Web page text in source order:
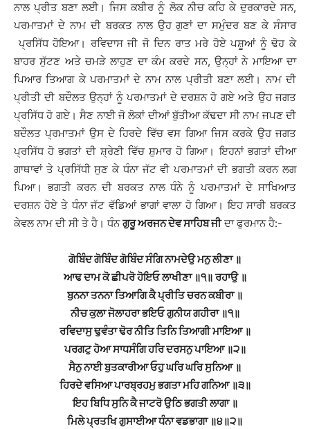
ਨਾਲ ਪ੍ਰੀਤ ਬਣਾ ਲਈ। ਜਿਸ ਕਬੀਰ ਨੂੰ ਲੋਕ ਨੀਚ ਕਹਿ ਕੇ ਦੁਰਕਾਰਦੇ ਸਨ,
ਪਰਮਾਤਮਾਂ ਦੇ ਨਾਮ ਦੀ ਬਰਕਤ ਨਾਲ ਉਹ ਗੁਣਾਂ ਦਾ ਸਮੁੰਦਰ ਬਣ ਕੇ ਸੰਸਾਰ
ਪ੍ਰਸਿੱਧ ਹੋਇਆ। ਰਵਿਦਾਸ ਜੀ ਜੋ ਦਿਨ ਰਾਤ ਮਰੇ ਹੋਏ ਪਸ਼ੂਆਂ ਨੂੰ ਢੋਹ ਕੇ
ਬਾਹਰ ਸੁੱਟਣ ਅਤੇ ਚਮੜੇ ਲਾਹੁਣ ਦਾ ਕੰਮ ਕਰਦੇ ਸਨ, ਉਨ੍ਹਾਂ ਨੇ ਮਾਇਆ ਦਾ
ਪਿਆਰ ਤਿਆਗ ਕੇ ਪਰਮਾਤਮਾਂ ਦੇ ਨਾਮ ਨਾਲ ਪ੍ਰੀਤੀ ਬਣਾ ਲਈ। ਨਾਮ ਦੀ
ਪ੍ਰੀਤੀ ਦੀ ਬਦੌਲਤ ਉਨ੍ਹਾਂ ਨੂੰ ਪਰਮਾਤਮਾਂ ਦੇ ਦਰਸ਼ਨ ਹੋ ਗਏ ਅਤੇ ਉਹ ਜਗਤ
ਪ੍ਰਸਿੱਧ ਹੋ ਗਏ। ਸੈਣ ਨਾਈ ਜੋ ਲੋਕਾਂ ਦੀਆਂ ਬੁੱਤੀਆ ਕੱਢਦਾ ਸੀ ਨਾਮ ਜਪਣ ਦੀ
ਬਦੌਲਤ ਪ੍ਰਮਾਤਮਾਂ ਉਸ ਦੇ ਹਿਰਦੇ ਵਿੱਚ ਵਸ ਗਿਆ ਜਿਸ ਕਰਕੇ ਉਹ ਜਗਤ
ਪ੍ਰਸਿੱਧ ਹੋ ਭਗਤਾਂ ਦੀ ਸ਼੍ਰੇਣੀ ਵਿੱਚ ਸ਼ੁਮਾਰ ਹੋ ਗਿਆ। ਇਹਨਾਂ ਭਗਤਾਂ ਦੀਆ
ਗਾਥਾਵਾਂ ਤੇ ਪ੍ਰਸਿੱਧੀ ਸੁਣ ਕੇ ਧੰਨਾ ਜੱਟ ਵੀ ਪਰਮਾਤਮਾਂ ਦੀ ਭਗਤੀ ਕਰਨ ਲਗ
ਪਿਆ। ਭਗਤੀ ਕਰਨ ਦੀ ਬਰਕਤ ਨਾਲ ਧੰਨੇ ਨੂੰ ਪਰਮਾਤਮਾਂ ਦੇ ਸਾਖਿਆਤ
ਦਰਸ਼ਨ ਹੋਏ ਤੇ ਧੰਨਾ ਜੱਟ ਵੱਡਿਆਂ ਭਾਗਾਂ ਵਾਲਾ ਹੋ ਗਿਆ। ਇਹ ਸਾਰੀ ਬਰਕਤ
ਕੇਵਲ ਨਾਮ ਦੀ ਸੀ ਤੇ ਹੈ। ਧੰਨਗੁਰੂ ਅਰਜਨ ਦੇਵ ਸਾਹਿਬ ਜੀਦਾ ਫੁਰਮਾਨ ਹੈ:-
ਗੋਬਿੰਦ ਗੋਬਿੰਦ ਗੋਬਿੰਦ ਸੰਗਿ ਨਾਮਦੇਉ ਮਨੁ ਲੀਣਾ ॥
ਆਢ ਦਾਮ ਕੋ ਛੀਪਰੋ ਹੋਇਓ ਲਾਖੀਣਾ ॥੧॥ ਰਹਾਉ ॥
ਬੁਨਨਾ ਤਨਨਾ ਤਿਆਗਿ ਕੈ ਪ੍ਰੀਤਿ ਚਰਨ ਕਬੀਰਾ ॥
ਨੀਚ ਕੁਲਾ ਜੋਲਾਹਰਾ ਭਇਓ ਗੁਨੀਯ ਗਹੀਰਾ ॥੧॥
ਰਵਿਦਾਸੁ ਢੁਵੰਤਾ ਢੋਰ ਨੀਤਿ ਤਿਨਿ ਤਿਆਗੀ ਮਾਇਆ ॥
ਪਰਗਟੁ ਹੋਆ ਸਾਧਸੰਗਿ ਹਰਿ ਦਰਸਨੁ ਪਾਇਆ ॥੨॥
ਸੈਨੁ ਨਾਈ ਬੁਤਕਾਰੀਆ ਓਹੁ ਘਰਿ ਘਰਿ ਸੁਨਿਆ ॥
ਹਿਰਦੇ ਵਸਿਆ ਪਾਰਬ੍ਰਹਮੁ ਭਗਤਾ ਮਹਿ ਗਨਿਆ ॥੩॥
ਇਹ ਬਿਧਿ ਸੁਨਿ ਕੈ ਜਾਟਰੋ ਉਠਿ ਭਗਤੀ ਲਾਗਾ ॥
ਮਿਲੇ ਪ੍ਰਤਖਿ ਗੁਸਾਈਆ ਧੰਨਾ ਵਡਭਾਗਾ ॥੪॥੨॥